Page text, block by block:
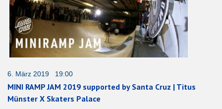
6. März 2019 19:00
MINI RAMP JAM 2019 supported by Santa Cruz | Titus
Münster X Skaters Palace